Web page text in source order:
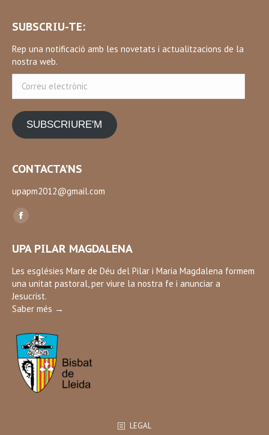
SUBSCRIU-TE:
Rep una notificació amb les novetats i actualitzacions de la
nostra web.
electrònic
SUBSCRIURE'M
CONTACTA’NS
upapm2012@gmail.com
Find us on:
Facebook
opens
in
new
window
UPA PILAR MAGDALENA
Les esglésies Mare de Déu del Pilar i Maria Magdalena formem
una unitat pastoral, per viure la nostra fe i anunciar a
Jesucrist.
Saber més →
LEGAL